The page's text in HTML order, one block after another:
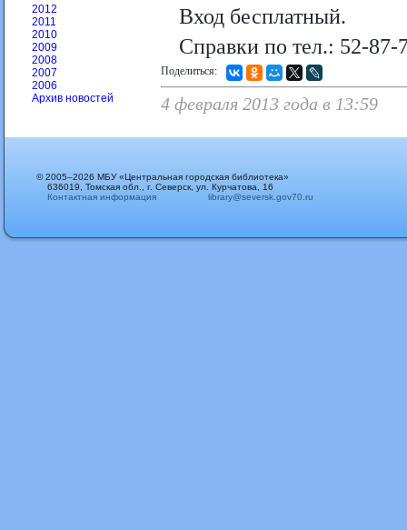
2012
2011
2010
2009
2008
2007
2006
Архив новостей
Вход бесплатный.
Справки по тел.: 52-87-
Поделиться:
4 февраля 2013 года в 13:59
© 2005–2026 МБУ «Центральная городская библиотека»
636019, Томская обл., г. Северск, ул. Курчатова, 16
Контактная информация
library@seversk.gov70.ru